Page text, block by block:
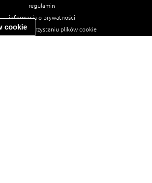
cookie
regulamin
informacja o prywatności
o wykorzystaniu plików cookie